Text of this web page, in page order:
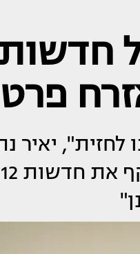
יאיר